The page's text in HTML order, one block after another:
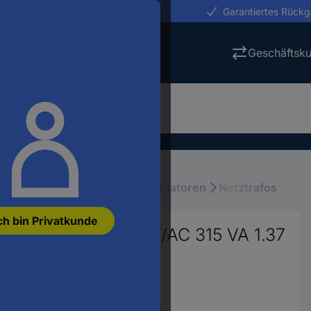
bin Privatkunde
Garantiertes
und Netzteile Transformatoren Netztrafos
x 400 V 1 x 230 V/AC 315 VA 1.37